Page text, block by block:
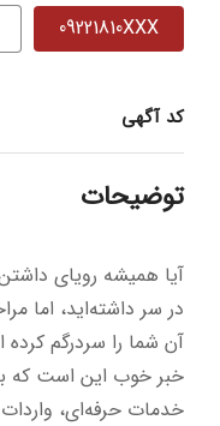
09221810XXX
کد آگهی
توضیحات
آیا همیشه رویای
در سر داشته‌اید، اما
آن شما را سردرگم
خبر خوب این است که
خدمات حرفه‌ای،